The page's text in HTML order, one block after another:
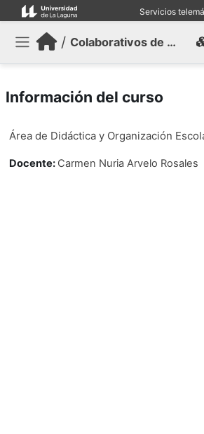
Salta al contenido principal Servicios
/ Colaborativos de trabajo (Antiguo)
Información del curso
Área de Didáctica y Organización
Docente: Carmen Nuria Arvelo Rosales